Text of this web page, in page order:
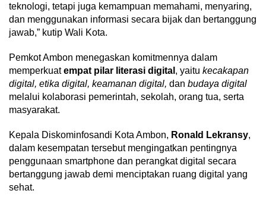
teknologi, tetapi juga kemampuan memahami, menyaring,
dan menggunakan informasi secara bijak dan bertanggung
jawab,” kutip Wali Kota.
Pemkot Ambon menegaskan komitmennya dalam
memperkuatempat pilar literasi digital , yaitu kecakapan
digital, etika digital, keamanan digital, dan budaya digital
melalui kolaborasi pemerintah, sekolah, orang tua, serta
masyarakat.
Kepala Diskominfosandi Kota Ambon, Ronald Lekransy,
dalam kesempatan tersebut mengingatkan pentingnya
penggunaan smartphone dan perangkat digital secara
bertanggung jawab demi menciptakan ruang digital yang
sehat.